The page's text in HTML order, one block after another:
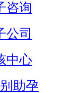
咨询
公司
中心
助孕